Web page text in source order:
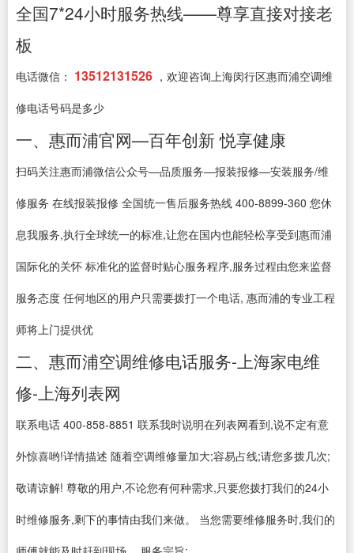
全国7*24小时服务热线——尊享直接对接老
板
电话微信： 13512131526 ，欢迎咨询上海闵行区惠而浦空调维
修电话号码是多少
一、惠而浦官网—百年创新 悦享健康
扫码关注惠而浦微信公众号—品质服务—报装报修—安装服务/维
修服务 在线报装报修 全国统一售后服务热线 400-8899-360 您休
息我服务,执行全球统一的标准,让您在国内也能轻松享受到惠而浦
国际化的关怀 标准化的监督时贴心服务程序,服务过程由您来监督
服务态度 任何地区的用户只需要拨打一个电话, 惠而浦的专业工程
师将上门提供优
二、惠而浦空调维修电话服务-上海家电维
修-上海列表网
联系电话 400-858-8851 联系我时说明在列表网看到,说不定有意
外惊喜哟!详情描述 随着空调维修量加大;容易占线;请您多拨几次;
敬请谅解! 尊敬的用户,不论您有何种需求,只要您拨打我们的24小
时维修服务,剩下的事情由我们来做。 当您需要维修服务时,我们的